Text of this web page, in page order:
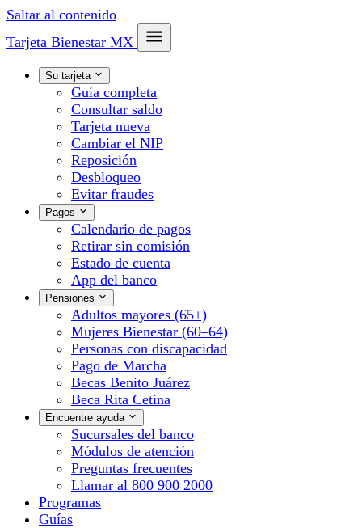
Saltar al contenido
Tarjeta Bienestar MX
Su tarjeta
Guía completa
Consultar saldo
Tarjeta nueva
Cambiar el NIP
Reposición
Desbloqueo
Evitar fraudes
Pagos
Calendario de pagos
Retirar sin comisión
Estado de cuenta
App del banco
Pensiones
Adultos mayores (65+)
Mujeres Bienestar (60–64)
Personas con discapacidad
Pago de Marcha
Becas Benito Juárez
Beca Rita Cetina
Encuentre ayuda
Sucursales del banco
Módulos de atención
Preguntas frecuentes
Llamar al 800 900 2000
Programas
Guías